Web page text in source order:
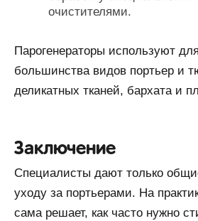
очистителями.
Парогенераторы используют
большинства видов портьер и
деликатных тканей, бархата и
Заключение
Специалисты дают только
уходу за портьерами. На
сама решает, как часто нужно